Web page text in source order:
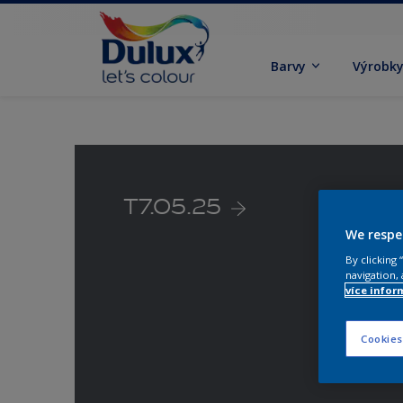
Barvy
T7.05.25
We
By clicking
navigation,
více